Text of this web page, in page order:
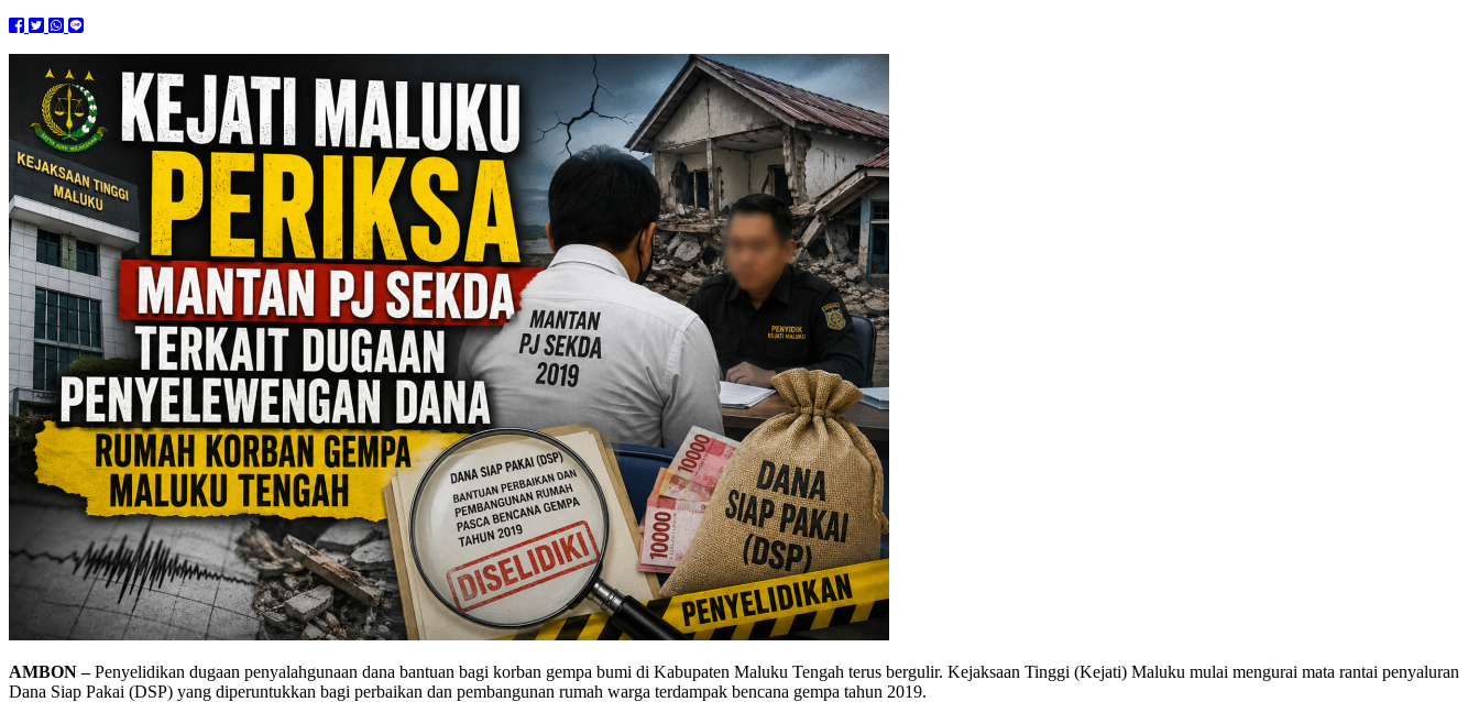
AMBON –Penyelidikan dugaan penyalahgunaan dana bantuan bagi korban gempa bumi di Kabupaten Maluku Tengah terus bergulir. Kejaksaan Tinggi (Kejati) Maluku mulai mengurai mata rantai penyaluran
Dana Siap Pakai (DSP) yang diperuntukkan bagi perbaikan dan pembangunan rumah warga terdampak bencana gempa tahun 2019.